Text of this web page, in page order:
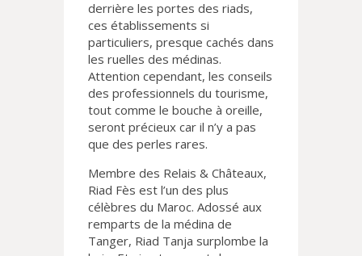
derrière les portes des riads,
ces établissements si
particuliers, presque cachés dans
les ruelles des médinas.
Attention cependant, les conseils
des professionnels du tourisme,
tout comme le bouche à oreille,
seront précieux car il n’y a pas
que des perles rares.
Membre des Relais & Châteaux,
Riad Fès est l’un des plus
célèbres du Maroc. Adossé aux
remparts de la médina de
Tanger, Riad Tanja surplombe la